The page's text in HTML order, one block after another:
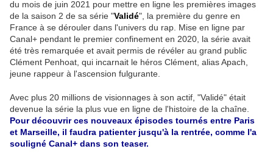
du mois de juin 2021 pour mettre en ligne les premières images
de la saison 2 de sa série "Validé", la première du genre en
France à se dérouler dans l'univers du rap. Mise en ligne par
Canal+ pendant le premier confinement en 2020, la série avait
été très remarquée et avait permis de révéler au grand public
Clément Penhoat, qui incarnait le héros Clément, alias Apach,
jeune rappeur à l'ascension fulgurante.
Avec plus 20 millions de visionnages à son actif, "Validé" était
devenue la série la plus vue en ligne de l'histoire de la chaîne.
Pour découvrir ces nouveaux épisodes tournés entre Paris
et Marseille, il faudra patienter jusqu'à la rentrée, comme l'a
souligné Canal+ dans son teaser.